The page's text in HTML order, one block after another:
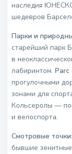
наследия
шедевров
Парки и
старейший парк
в
лабиринтом.Parc
прогулочными
зонами для
Кольсеролы —
и велоспорта.
Смотровые точки:
бывшие